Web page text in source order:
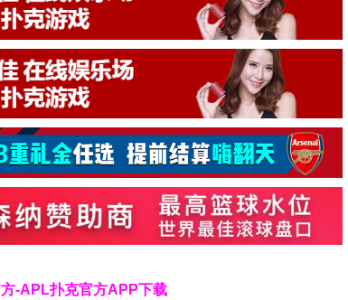
-APL扑克官方APP下载